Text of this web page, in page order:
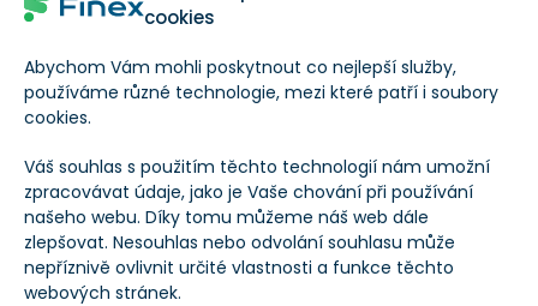
cookies
Abychom Vám mohli poskytnout co nejlepší služby,
používáme různé technologie, mezi které patří i soubory
cookies.
Váš souhlas s použitím těchto technologií nám umožní
zpracovávat údaje, jako je Vaše chování při používání
našeho webu. Díky tomu můžeme náš web dále
zlepšovat. Nesouhlas nebo odvolání souhlasu může
nepříznivě ovlivnit určité vlastnosti a funkce těchto
webových stránek.
Frekvence výplaty
dividend
Roční
Roční dividenda na
akcii
--
Dividendový výnos --